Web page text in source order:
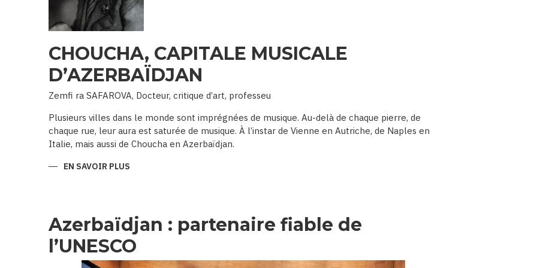
CHOUCHA, CAPITALE MUSICALE
D’AZERBAÏDJAN
Zemfi ra SAFAROVA, Docteur, critique d’art, professeu
Plusieurs villes dans le monde sont imprégnées de musique. Au-delà de chaque pierre, de
chaque rue, leur aura est saturée de musique. À l’instar de Vienne en Autriche, de Naples en
Italie, mais aussi de Choucha en Azerbaïdjan.
EN SAVOIR PLUS
Azerbaïdjan : partenaire fiable de
l’UNESCO